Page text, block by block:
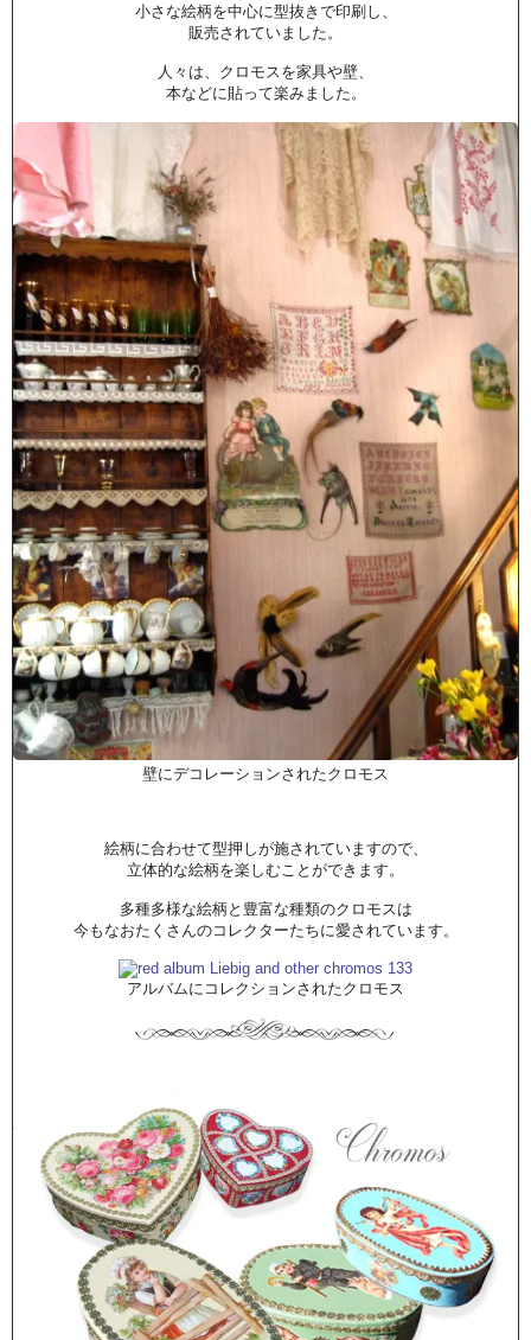
小さな絵柄を中心に型抜きで印刷し、
販売されていました。
人々は、クロモスを家具や壁、
本などに貼って楽みました。
壁にデコレーションされたクロモス
絵柄に合わせて型押しが施されていますので、
立体的な絵柄を楽しむことができます。
多種多様な絵柄と豊富な種類のクロモスは
今もなおたくさんのコレクターたちに愛されています。
アルバムにコレクションされたクロモス